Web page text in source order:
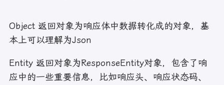
Object 返回对象为响应体中数据转化成的对象，基
本上可以理解为Json
Entity 返回对象为ResponseEntity对象，包含了响
应中的一些重要信息，比如响应头、响应状态码、